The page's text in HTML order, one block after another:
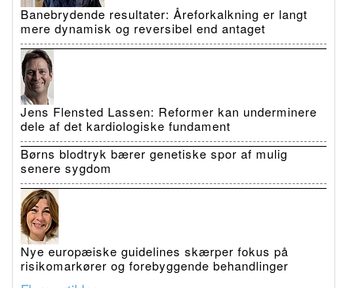
Banebrydende resultater: Åreforkalkning er langt
mere dynamisk og reversibel end antaget
Jens Flensted Lassen: Reformer kan underminere
dele af det kardiologiske fundament
Børns blodtryk bærer genetiske spor af mulig
senere sygdom
Nye europæiske guidelines skærper fokus på
risikomarkører og forebyggende behandlinger